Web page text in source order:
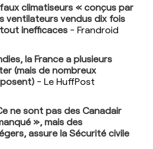
climatiseurs « conçus par
ventilateurs vendus dix fois
inefficaces - Frandroid
la France a plusieurs
(mais de nombreux
- Le HuffPost
ne sont pas des Canadair
», mais des
assure la Sécurité civile